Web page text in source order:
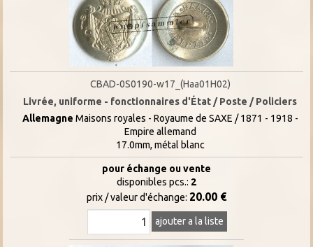
CBAD-0S0190-w17_(Haa01H02)
Livrée, uniforme - fonctionnaires d'État / Poste / Policiers
Allemagne Maisons royales - Royaume de SAXE / 1871 - 1918 -
Empire allemand
17.0mm, métal blanc
pour échange ou vente
disponibles pcs.: 2
prix / valeur d'échange: 20.00 €
ajouter a la liste